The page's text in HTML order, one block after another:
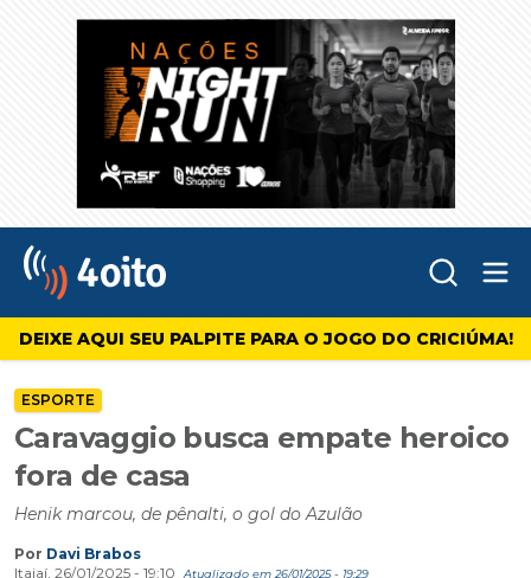
4oito
DEIXE AQUI SEU PALPITE PARA O JOGO DO CRICIÚMA!
ESPORTE
Caravaggio busca empate heroico
fora de casa
Henik marcou, de pênalti, o gol do Azulão
Por Davi Brabos
Itajaí, 26/01/2025 - 19:10
Atualizado em 26/01/2025 - 19:29